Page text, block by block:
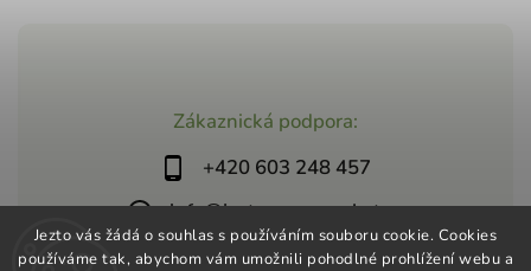
Jezto vás žádá o souhlas s používáním souboru cookie. Cookies
používáme tak, abychom vám umožnili pohodlné prohlížení webu a
Zákaznická podpora:
+420 603 248 457
info@jeztosupermarket.cz